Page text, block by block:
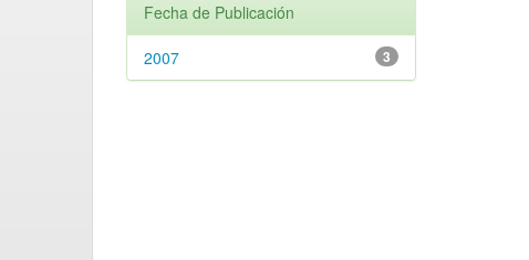
Fecha de Publicación
3
2007